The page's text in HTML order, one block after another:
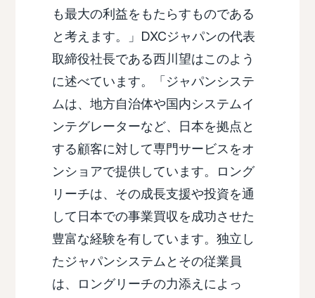
も最大の利益をもたらすものである
と考えます。」DXCジャパンの代表
取締役社長である西川望はこのよう
に述べています。「ジャパンシステ
ムは、地方自治体や国内システムイ
ンテグレーターなど、日本を拠点と
する顧客に対して専門サービスをオ
ンショアで提供しています。ロング
リーチは、その成長支援や投資を通
して日本での事業買収を成功させた
豊富な経験を有しています。独立し
たジャパンシステムとその従業員
は、ロングリーチの力添えによっ